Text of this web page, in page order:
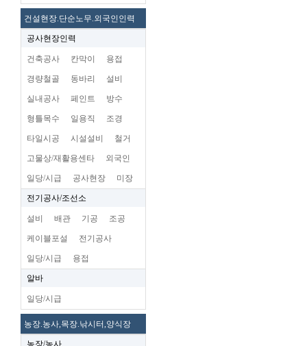
건설현장.단순노무.외국인인력
공사현장인력
건축공사 칸막이 용접
경량철골 동바리 설비
실내공사 페인트 방수
형틀목수 일용직 조경
타일시공 시설설비 철거
고물상/재활용센타 외국인
일당/시급 공사현장 미장
전기공사/조선소
설비 배관 기공 조공
케이블포설 전기공사
일당/시급 용접
알바
일당/시급
농장.농사,목장.낚시터,양식장
농장/농사